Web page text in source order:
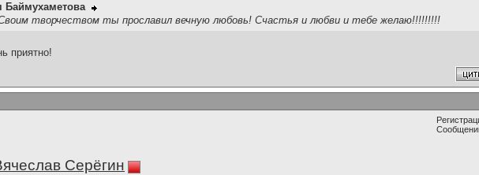
Баймухаметова
творчеством ты прославил вечную любовь! Счастья и любви и тебе желаю!!!!!!!!!
приятно!
Серёгин